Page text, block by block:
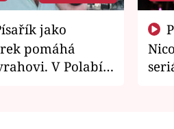
pomáhá
V Polabí